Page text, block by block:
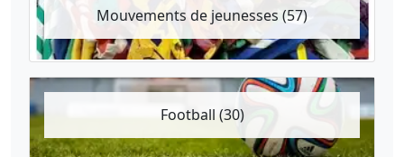
Mouvements de jeunesses (57)
Football (30)